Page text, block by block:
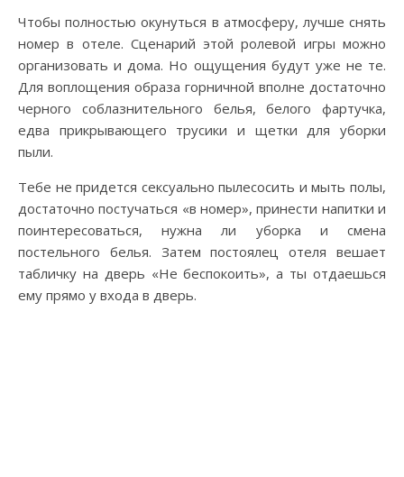
Чтобы полностью окунуться в атмосферу, лучше снять
номер в отеле. Сценарий этой ролевой игры можно
организовать и дома. Но ощущения будут уже не те.
Для воплощения образа горничной вполне достаточно
черного соблазнительного белья, белого фартучка,
едва прикрывающего трусики и щетки для уборки
пыли.
Тебе не придется сексуально пылесосить и мыть полы,
достаточно постучаться «в номер», принести напитки и
поинтересоваться, нужна ли уборка и смена
постельного белья. Затем постоялец отеля вешает
табличку на дверь «Не беспокоить», а ты отдаешься
ему прямо у входа в дверь.